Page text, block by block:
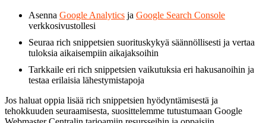
Asenna Google Analytics ja Google Search Console
verkkosivustollesi
Seuraa rich snippetsien suorituskykyä säännöllisesti ja vertaa
tuloksia aikaisempiin aikajaksoihin
Tarkkaile eri rich snippetsien vaikutuksia eri hakusanoihin ja
testaa erilaisia lähestymistapoja
Jos haluat oppia lisää rich snippetsien hyödyntämisestä ja
tehokkuuden seuraamisesta, suosittelemme tutustumaan Google